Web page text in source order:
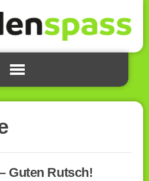
Guten Rutsch!